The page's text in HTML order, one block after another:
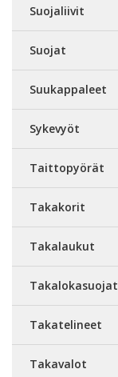
Suojaliivit
Suojat
Suukappaleet
Sykevyöt
Taittopyörät
Takakorit
Takalaukut
Takalokasuojat
Takatelineet
Takavalot